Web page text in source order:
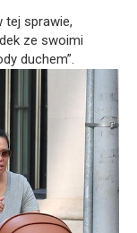
tej sprawie,
ze swoimi
duchem”.